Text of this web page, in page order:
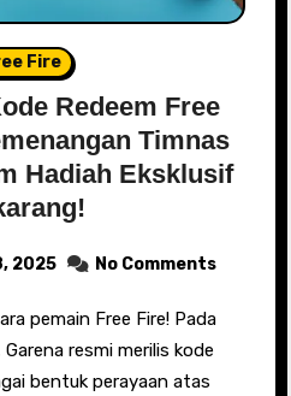
Fire
Redeem Free
Timnas
Hadiah Eksklusif
2025 No Comments
resmi merilis kode
bentuk perayaan atas